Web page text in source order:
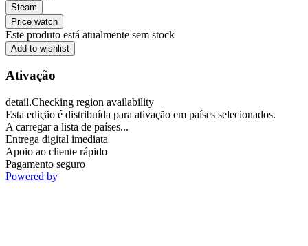
Steam
Price watch
Este produto está atualmente sem stock
Add to wishlist
Ativação
detail.Checking region availability
Esta edição é distribuída para ativação em países selecionados.
A carregar a lista de países...
Entrega digital imediata
Apoio ao cliente rápido
Pagamento seguro
Powered by